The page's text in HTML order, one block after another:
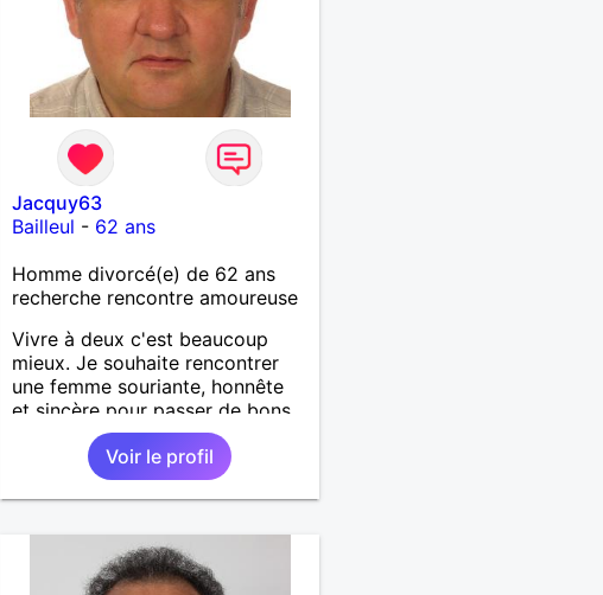
Jacquy63
Bailleul - 62 ans
Homme divorcé(e) de 62 ans
recherche rencontre amoureuse
Vivre à deux c'est beaucoup
mieux. Je souhaite rencontrer
une femme souriante, honnête
et sincère pour passer de bons
moments, qui aime plaisanter, se
balader et partager, je le
souhaite, notre complicité.
J'aime beaucoup les chantiers
se relaxer, se détendre et
finalement prendre du bon
Voir le profil